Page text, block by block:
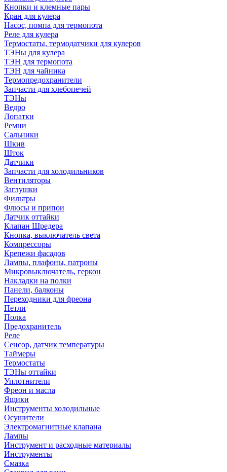
Кнопки и клемные пары
Кран для кулера
Насос, помпа для термопота
Реле для кулера
Термостаты, термодатчики для кулеров
ТЭНы для кулера
ТЭН для термопота
ТЭН для чайника
Термопредохранители
Запчасти для хлебопечей
ТЭНы
Ведро
Лопатки
Ремни
Сальники
Шкив
Шток
Датчики
Запчасти для холодильников
Вентиляторы
Заглушки
Фильтры
Флюсы и припои
Датчик оттайки
Клапан Шредера
Кнопка, выключатель света
Компрессоры
Крепежи фасадов
Лампы, плафоны, патроны
Микровыключатель, геркон
Накладки на полки
Панели, балконы
Переходники для фреона
Петли
Полка
Предохранитель
Реле
Сенсор, датчик температуры
Таймеры
Термостаты
ТЭНы оттайки
Уплотнители
Фреон и масла
Ящики
Инструменты холодильные
Осушители
Электромагнитные клапана
Лампы
Инструмент и расходные материалы
Инструменты
Смазка